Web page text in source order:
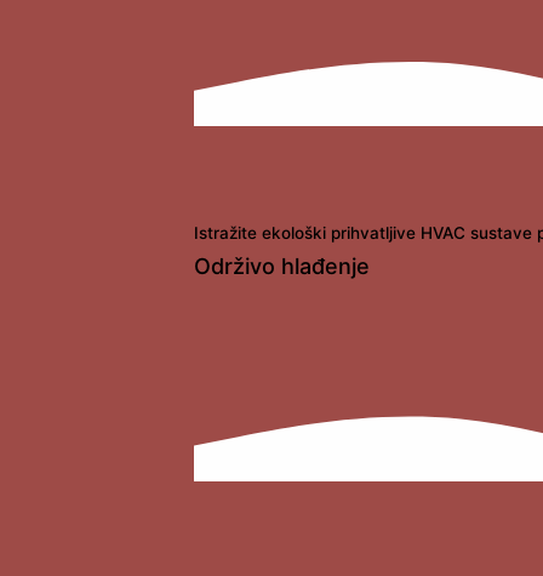
Istražite ekološki prihvatljive HVAC sustave
Održivo hlađenje